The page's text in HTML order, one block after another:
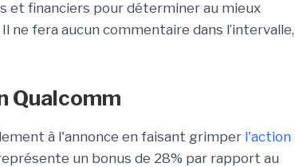
et financiers pour déterminer au mieux
ne fera aucun commentaire dans l’intervalle,
Qualcomm
à l'annonce en faisant grimper l'action
un bonus de 28% par rapport au